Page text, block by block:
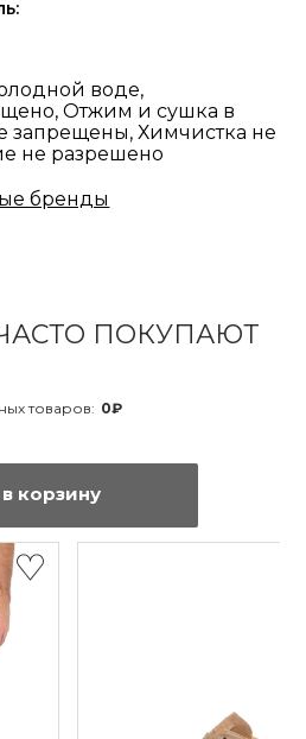
воде,
Отжим и сушка в
запрещены, Химчистка не
не разрешено
бренды
ПОКУПАЮТ
товаров: 0₽
корзину